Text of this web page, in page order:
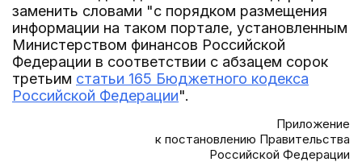
заменить словами "с порядком размещения
информации на таком портале, установленным
Министерством финансов Российской
Федерации в соответствии с абзацем сорок
третьим статьи 165 Бюджетного кодекса
Российской Федерации".
Приложение
к постановлению Правительства
Российской Федерации